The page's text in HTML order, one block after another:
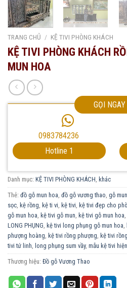
TRANG CHỦ / KỆ TIVI PHÒNG KHÁCH
KỆ TIVI PHÒNG KHÁCH
MUN HOA
GỌI NGAY
0983784236
Hotline 1
Danh mục: KỆ TIVI PHÒNG KHÁCH, khác
Thẻ: đồ gỗ mun hoa, đồ gỗ vương thao, gỗ mun
sọc, kệ rồng, kệ ti vi, kệ tivi, kệ tivi đẹp cho
gỗ mun hoa, kệ tivi gỗ mun, kệ tivi gỗ mun hoa,
LONG PHỤNG, kệ tivi long phụng gỗ mun hoa,
phượng hoàng, kệ tivi rồng phượng, kệ tivi
tivi tứ linh, long phụng sum vầy, mẫu kệ tivi
Thương hiệu: Đồ gỗ Vương Thao